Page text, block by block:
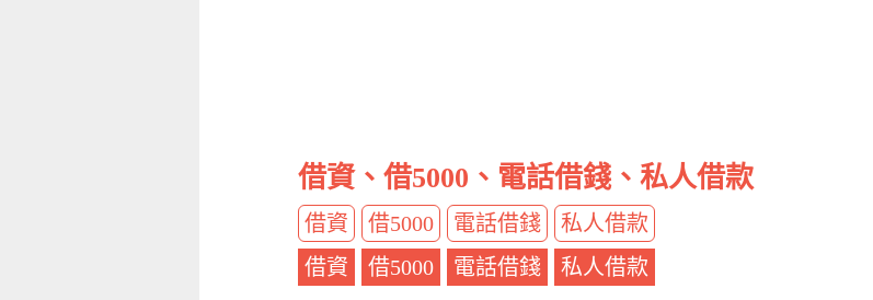
借資、借5000、電話借錢、私人借款
借資 借5000 電話借錢
私人借款
借資
借5000 電話借錢 私人借款